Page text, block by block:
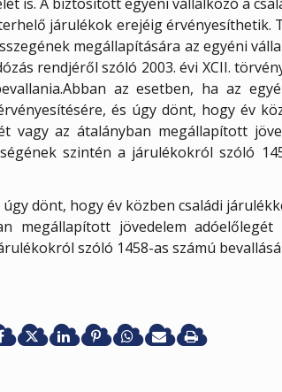
járulékok erejéig érvényesíthetik.
megállapítására az egyéni
rendjéről szóló 2003. évi XCII.
az esetben, ha az
és úgy dönt, hogy év
vagy az átalányban megállapított
szintén a járulékokról szóló
dönt, hogy év közben családi
megállapított jövedelem
szóló 1458-as számú